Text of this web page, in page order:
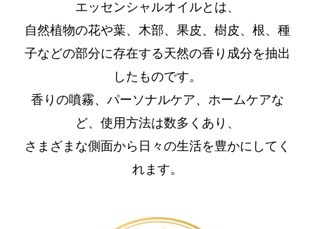
エッセンシャルオイルとは、
自然植物の花や葉、木部、果皮、樹皮、根、種
子などの部分に存在する天然の香り成分を抽出
したものです。
香りの噴霧、パーソナルケア、ホームケアな
ど、使用方法は数多くあり、
さまざまな側面から日々の生活を豊かにしてく
れます。